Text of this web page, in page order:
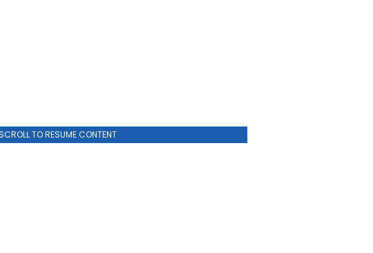
TO RESUME CONTENT